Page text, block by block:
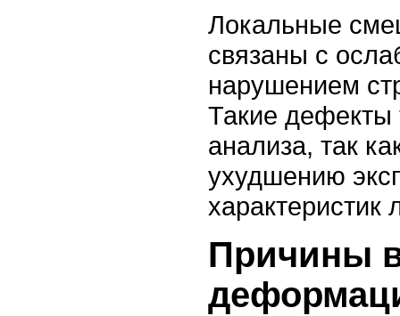
Локальные
связаны с
нарушением
Такие дефекты
анализа, так
ухудшению
характеристик
Причины